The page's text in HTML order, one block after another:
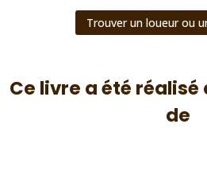
Trouver un loueur ou
Ce livre a été
de